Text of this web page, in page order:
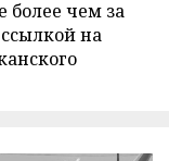
более чем за
на